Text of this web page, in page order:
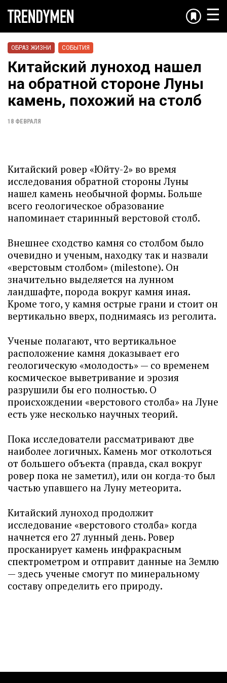
☰
ОБРАЗ ЖИЗНИ СОБЫТИЯ
Китайский луноход нашел
на обратной стороне Луны
камень, похожий на столб
18 ФЕВРАЛЯ
Китайский ровер «Юйту-2» во время
исследования обратной стороны Луны
нашел камень необычной формы. Больше
всего геологическое образование
напоминает старинный верстовой столб.
Внешнее сходство камня со столбом было
очевидно и ученым, находку так и назвали
«верстовым столбом» (milestone). Он
значительно выделяется на лунном
ландшафте, порода вокруг камня иная.
Кроме того, у камня острые грани и стоит он
вертикально вверх, поднимаясь из реголита.
Ученые полагают, что вертикальное
расположение камня доказывает его
геологическую «молодость» — со временем
космическое выветривание и эрозия
разрушили бы его полностью. О
происхождении «верстового столба» на Луне
есть уже несколько научных теорий.
Пока исследователи рассматривают две
наиболее логичных. Камень мог отколоться
от большего объекта (правда, скал вокруг
ровер пока не заметил), или он когда-то был
частью упавшего на Луну метеорита.
Китайский луноход продолжит
исследование «верстового столба» когда
начнется его 27 лунный день. Ровер
просканирует камень инфракрасным
спектрометром и отправит данные на Землю
— здесь ученые смогут по минеральному
составу определить его природу.